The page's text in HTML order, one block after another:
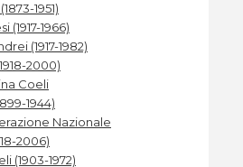
1951)
(1917-1966)
(1917-1982)
2000)
Coeli
1944)
Nazionale
2006)
(1903-1972)